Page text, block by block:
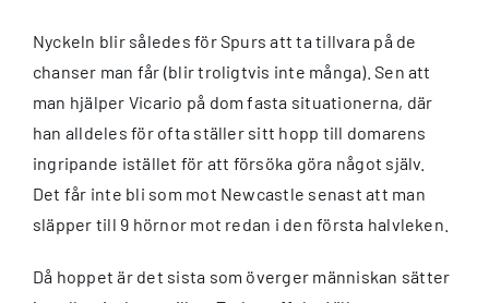
Nyckeln blir således för Spurs att ta tillvara på de
chanser man får (blir troligtvis inte många). Sen att
man hjälper Vicario på dom fasta situationerna, där
han alldeles för ofta ställer sitt hopp till domarens
ingripande istället för att försöka göra något själv.
Det får inte bli som mot Newcastle senast att man
släpper till 9 hörnor mot redan i den första halvleken.
Då hoppet är det sista som överger människan sätter